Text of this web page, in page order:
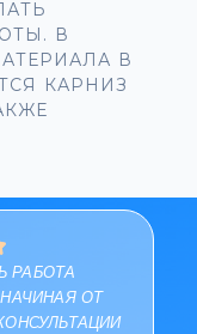
В
В
КАРНИЗ
РАБОТА
ОТ